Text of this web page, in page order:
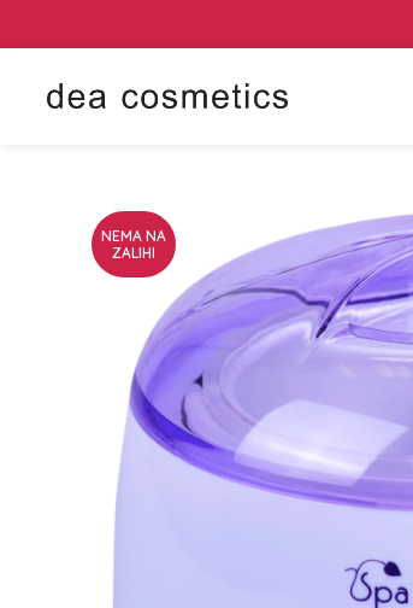
NEMA NA
ZALIHI